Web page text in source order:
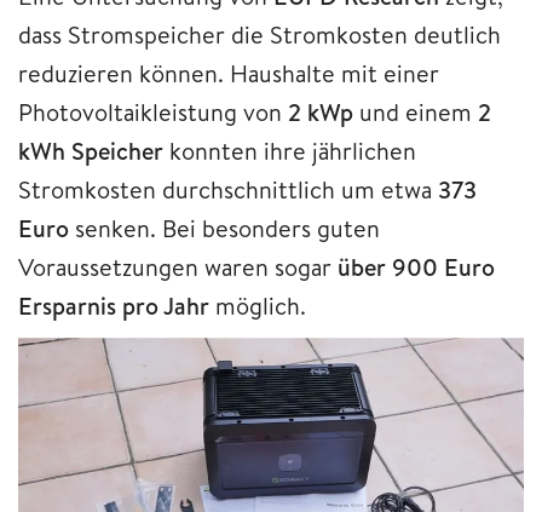
dass Stromspeicher die Stromkosten deutlich
reduzieren können. Haushalte mit einer
Photovoltaikleistung von 2 kWp und einem 2
kWh Speicher konnten ihre jährlichen
Stromkosten durchschnittlich um etwa 373
Euro senken. Bei besonders guten
Voraussetzungen waren sogar über 900 Euro
Ersparnis pro Jahr möglich.